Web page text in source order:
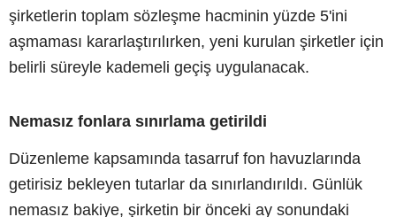
şirketlerin toplam sözleşme hacminin yüzde 5'ini
aşmaması kararlaştırılırken, yeni kurulan şirketler için
belirli süreyle kademeli geçiş uygulanacak.
Nemasız fonlara sınırlama getirildi
Düzenleme kapsamında tasarruf fon havuzlarında
getirisiz bekleyen tutarlar da sınırlandırıldı. Günlük
nemasız bakiye, şirketin bir önceki ay sonundaki